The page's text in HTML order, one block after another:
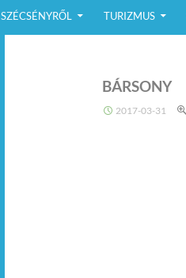
SZÉCSÉNYRŐL
TURIZMUS
BÁRSONY
2017-03-31